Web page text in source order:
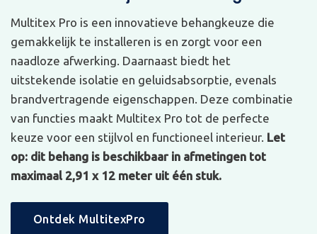
Multitex Pro is een innovatieve behangkeuze die
gemakkelijk te installeren is en zorgt voor een
naadloze afwerking. Daarnaast biedt het
uitstekende isolatie en geluidsabsorptie, evenals
brandvertragende eigenschappen. Deze combinatie
van functies maakt Multitex Pro tot de perfecte
keuze voor een stijlvol en functioneel interieur. Let
op: dit behang is beschikbaar in afmetingen tot
maximaal 2,91 x 12 meter uit één stuk.
Ontdek MultitexPro